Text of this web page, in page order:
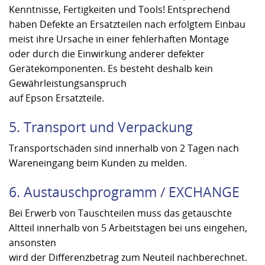
Kenntnisse, Fertigkeiten und Tools! Entsprechend
haben Defekte an Ersatzteilen nach erfolgtem Einbau
meist ihre Ursache in einer fehlerhaften Montage
oder durch die Einwirkung anderer defekter
Gerätekomponenten. Es besteht deshalb kein
Gewährleistungsanspruch
auf Epson Ersatzteile.
5. Transport und Verpackung
Transportschäden sind innerhalb von 2 Tagen nach
Wareneingang beim Kunden zu melden.
6. Austauschprogramm / EXCHANGE
Bei Erwerb von Tauschteilen muss das getauschte
Altteil innerhalb von 5 Arbeitstagen bei uns eingehen,
ansonsten
wird der Differenzbetrag zum Neuteil nachberechnet.